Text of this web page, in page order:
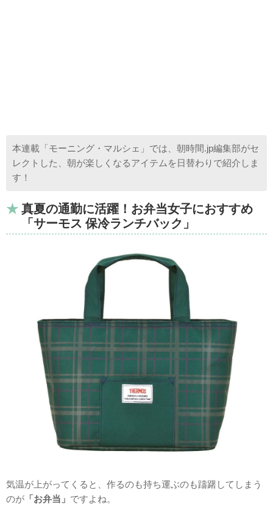
本連載「モーニング・マルシェ」では、朝時間.jp編集部がセ
レクトした、朝が楽しくなるアイテムを日替わりで紹介しま
す！
真夏の通勤に活躍！お弁当女子におすすめ
「サーモス 保冷ランチバック」
気温が上がってくると、作るのも持ち運ぶのも躊躇してしまう
のが 「お弁当」 ですよね。